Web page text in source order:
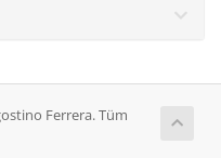
Ferrera. Tüm